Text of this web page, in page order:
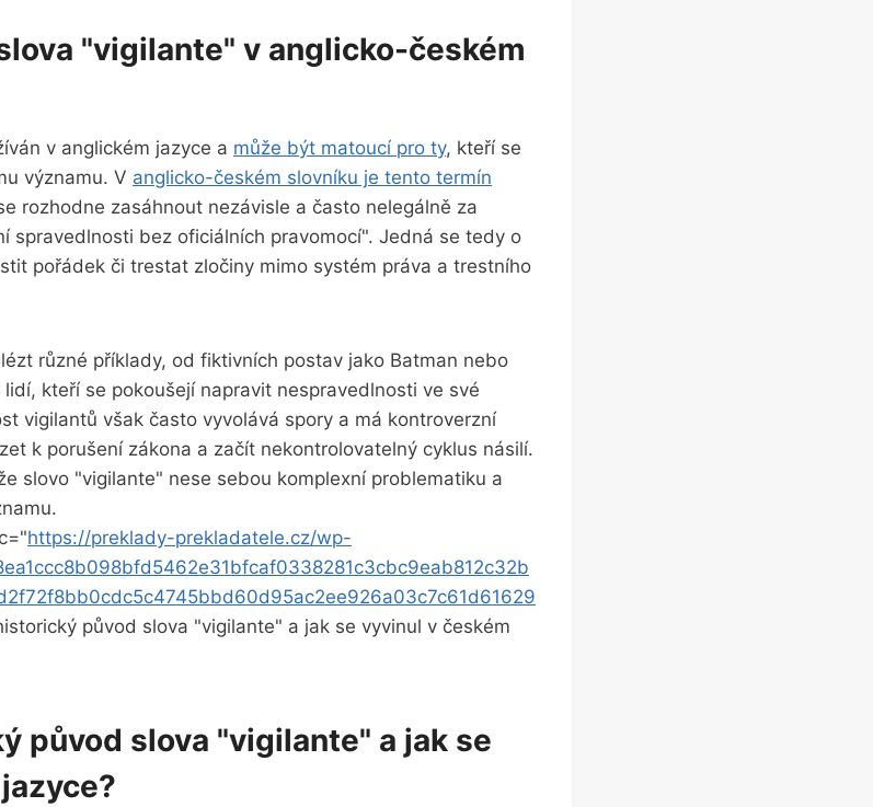
"vigilante" v anglicko-českém
v anglickém jazyce a může být matoucí pro ty, kteří se
významu. V anglicko-českém slovníku je tento termín
rozhodne zasáhnout nezávisle a často nelegálně za
spravedlnosti bez oficiálních pravomocí". Jedná se tedy o
pořádek či trestat zločiny mimo systém práva a trestního
různé příklady, od fiktivních postav jako Batman nebo
kteří se pokoušejí napravit nespravedlnosti ve své
vigilantů však často vyvolává spory a má kontroverzní
k porušení zákona a začít nekontrolovatelný cyklus násilí.
slovo "vigilante" nese sebou komplexní problematiku a
https://preklady-prekladatele.cz/wp-
původ slova "vigilante" a jak se vyvinul v českém
původ slova "vigilante" a jak se